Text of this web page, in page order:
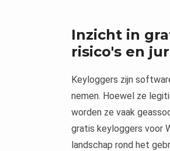
Inzicht in
risico's en
Keyloggers zijn
nemen. Hoewel ze
worden ze vaak
gratis keyloggers voor
landschap rond het